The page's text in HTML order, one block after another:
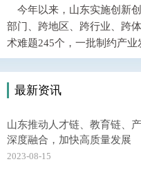
今年以来，山东实施创新
部门、跨地区、跨行业、跨
术难题245个，一批制约产业
最新资讯
山东推动人才链、教育链、
深度融合，加快高质量发展
2023-08-15